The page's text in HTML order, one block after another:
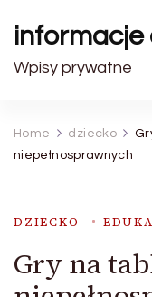
Wpisy prywatne
Home dziecko
niepełnosprawnych
DZIECKO
Gry na